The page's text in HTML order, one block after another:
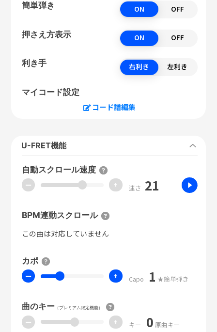
簡単弾き ON OFF
押さえ方表示 ON OFF
利き手 右利き 左利き
マイコード設定
コード譜編集
U-FRET機能
自動スクロール速度
ー + 速さ 21
BPM連動スクロール
この曲は対応していません
カポ
ー + Capo 1 ★簡単弾き
曲のキー（プレミアム限定機能）
ー + キー 0 原曲キー